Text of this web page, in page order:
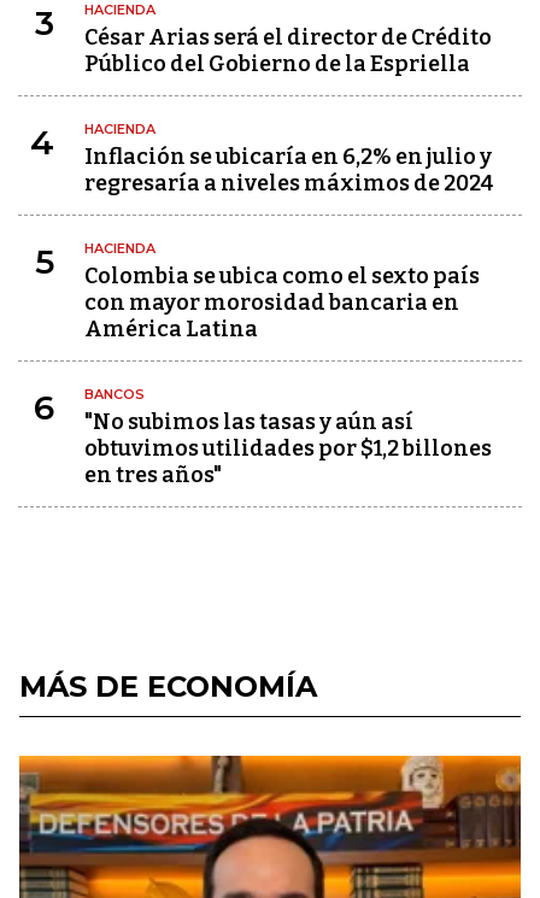
3 HACIENDA
César Arias será el director de Crédito
Público del Gobierno de la Espriella
4 HACIENDA
Inflación se ubicaría en 6,2% en julio y
regresaría a niveles máximos de 2024
5 HACIENDA
Colombia se ubica como el sexto país
con mayor morosidad bancaria en
América Latina
6 BANCOS
"No subimos las tasas y aún así
obtuvimos utilidades por $1,2 billones
en tres años"
MÁS DE ECONOMÍA